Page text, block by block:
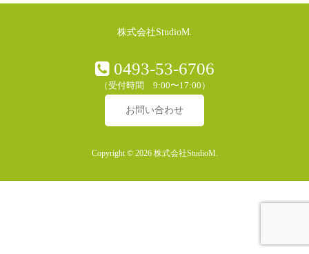
株式会社StudioM.
0493-53-6706
（受付時間 9:00〜17:00）
お問い合わせ
Copyright © 2026 株式会社StudioM.